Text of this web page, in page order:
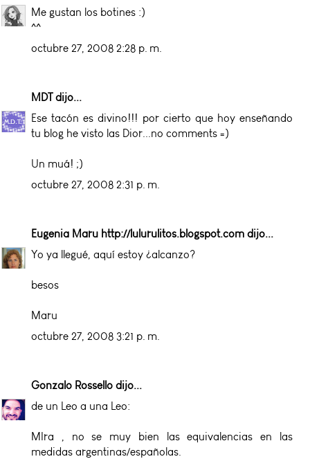
Me gustan los botines :)
^^
octubre 27, 2008 2:28 p. m.
MDTdijo...
Ese tacón es divino!!! por cierto que hoy enseñando
tu blog he visto las Dior...no comments =)
Un muá! ;)
octubre 27, 2008 2:31 p. m.
Eugenia Maru http://lulurulitos.blogspot.com dijo...
Yo ya llegué, aquí estoy ¿alcanzo?
besos
Maru
octubre 27, 2008 3:21 p. m.
Gonzalo Rossello dijo...
de un Leo a una Leo:
MIra , no se muy bien las equivalencias en las
medidas argentinas/españolas.